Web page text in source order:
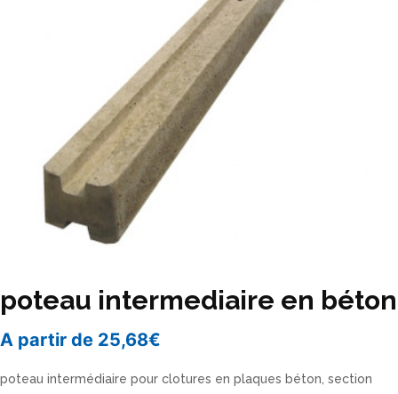
poteau intermediaire en béton
A partir de 25,68€
poteau intermédiaire pour clotures en plaques béton, section